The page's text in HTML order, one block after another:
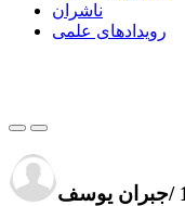
ناشران
رویدادهای علمی
جبران یوسف/